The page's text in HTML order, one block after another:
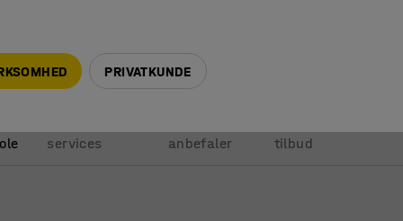
services
anbefaler
tilbud
PRIVATKUNDE